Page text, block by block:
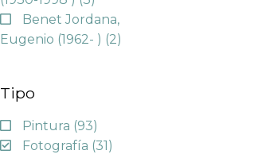
Benet Jordana,
Eugenio (1962- ) (2)
Tipo
Pintura (93)
Fotografía (31)